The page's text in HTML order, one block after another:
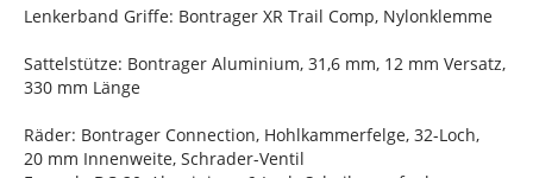
Lenkerband Griffe: Bontrager XR Trail Comp, Nylonklemme
Sattelstütze: Bontrager Aluminium, 31,6 mm, 12 mm Versatz,
330 mm Länge
Räder: Bontrager Connection, Hohlkammerfelge, 32-Loch,
20 mm Innenweite, Schrader-Ventil